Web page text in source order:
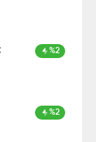
%2
%2